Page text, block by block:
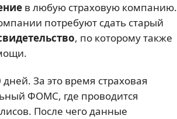
в любую страховую компанию.
потребуют сдать старый
, по которому также
За это время страховая
ФОМС, где проводится
После чего данные